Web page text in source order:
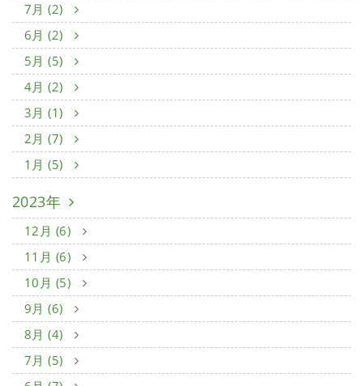
7月 (2)
6月 (2)
5月 (5)
4月 (2)
3月 (1)
2月 (7)
1月 (5)
2023年
12月 (6)
11月 (6)
10月 (5)
9月 (6)
8月 (4)
7月 (5)